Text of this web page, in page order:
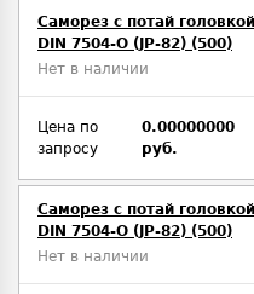
Саморез с потай
DIN 7504-O (JP-82) (500)
Нет в наличии
Цена по
запросу
0.00000000
руб.
Саморез с потай
DIN 7504-O (JP-82) (500)
Нет в наличии